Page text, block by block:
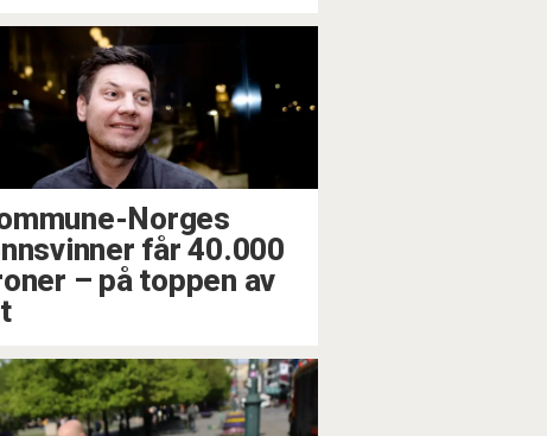
Norges
får 40.000
– på toppen av